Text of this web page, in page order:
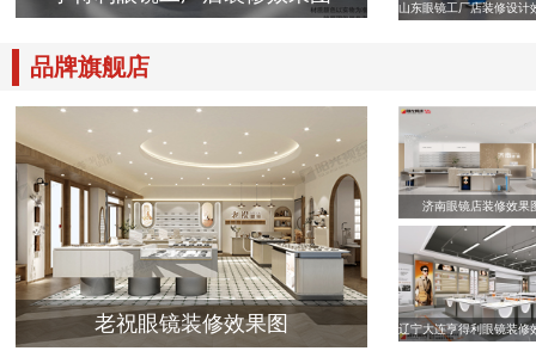
山东眼镜工厂店装修设计
品牌旗舰店
老祝眼镜装修效果图
济南眼镜店装修效果
辽宁大连亨得利眼镜装修